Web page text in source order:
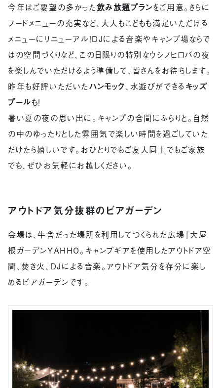
今年はご要望の多かった飲み放題プランをご用意。さらに
フードメニューの充実など、大人もこどもも満足いただける
メニューにリニューアル！DJによる音楽やキャンプ場ならで
はの空間づくりなど、この日限りの特別なウシノヒロバの夜
を楽しんでいただけるよう準備して、皆さんをお待ちします。
昨年も好評いただいたハンモック、水遊びができる キッズ
プールも！
暑い夏の夜の思い出に。キャンプの合間にふらりと。自然
の中のゆったりとした雰囲気で楽しい時間を過ごしていた
だけたら嬉しいです。おひとりでもご友人同士でもご家族
でも、ぜひお気軽にお越しください。
アウトドア気分抜群のビアガーデン
会場は、牛舎だった場所を利用してつくられた広場「大屋
根ガーデンYAHHO。キャンプギアを使用したアウトドア空
間、焚き火、DJによる音楽。アウトドア気分を存分に楽し
めるビアガーデンです。